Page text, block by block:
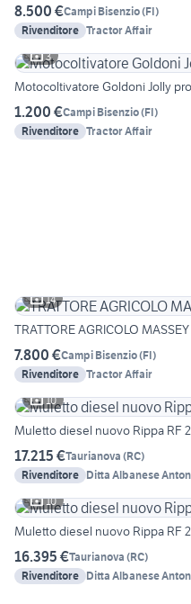
8.500 €Campi Bisenzio(FI)
Rivenditore Tractor Affair
3
Motocoltivatore Goldoni Jolly
1.200 €Campi Bisenzio(FI)
Rivenditore Tractor Affair
14
TRATTORE AGRICOLO
7.800 €Campi Bisenzio(FI)
Rivenditore Tractor Affair
10
Muletto diesel nuovo Rippa RF
17.215 €Taurianova (RC)
Rivenditore Ditta Albanese
10
Muletto diesel nuovo Rippa RF
16.395 €Taurianova (RC)
Rivenditore Ditta Albanese